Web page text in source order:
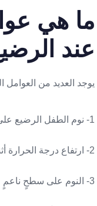
ما هي
عند
يوجد العديد من
1- نوم الطفل الرضيع على البطن أو الجانب بدلاً من الظهر.
2- ارتفاع درجة الحرارة أثناء النوم.
3- النوم على سطحٍ ناعمٍ مع وجود بطانيات ناعمة أو ألعاب على سرير الطفل.